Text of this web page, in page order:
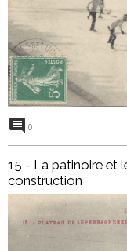
0
15 - La patinoire et
construction